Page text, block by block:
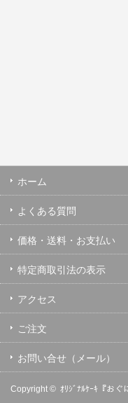
ホーム
よくある質問
価格・送料・お支払い
特定商取引法の表示
アクセス
ご注文
お問い合せ（メール）
Copyright © ｵﾘｼﾞﾅﾙｹｰｷ『おぐ